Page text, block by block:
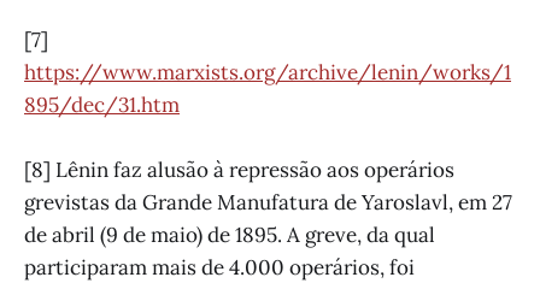
[7]
https://www.marxists.org/archive/lenin/works/1
895/dec/31.htm
[8] Lênin faz alusão à repressão aos operários
grevistas da Grande Manufatura de Yaroslavl, em 27
de abril (9 de maio) de 1895. A greve, da qual
participaram mais de 4.000 operários, foi